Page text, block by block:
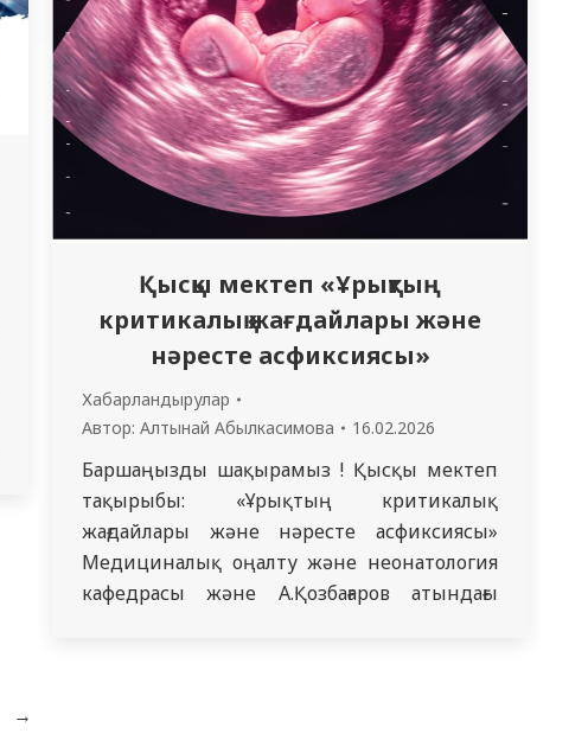
Қысқы мектеп «Ұрықтың
критикалық жағдайлары және
нәресте асфиксиясы»
Хабарландырулар
Автор: Алтынай Абылкасимова 16.02.2026
Баршаңызды шақырамыз ! Қысқы мектеп
тақырыбы: «Ұрықтың критикалық
жағдайлары және нәресте асфиксиясы»
Медициналық оңалту және неонатология
кафедрасы және А.Қозбағаров атындағы
→